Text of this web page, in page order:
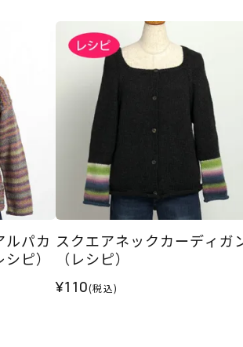
ルパカ
ピ）
スクエアネックカーディガ
（レシピ）
¥110(税込)